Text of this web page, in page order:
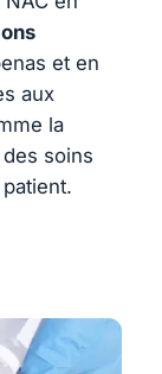
et en
aux
la
soins